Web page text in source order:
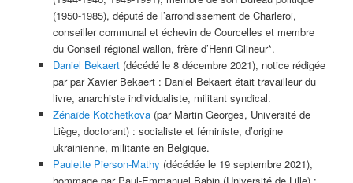
(1950-1985), député de l’arrondissement de Charleroi,
conseiller communal et échevin de Courcelles et membre
du Conseil régional wallon, frère d’Henri Glineur*.
Daniel Bekaert(décédé le 8 décembre 2021), notice rédigée
par par Xavier Bekaert : Daniel Bekaert était travailleur du
livre, anarchiste individualiste, militant syndical.
Zénaïde Kotchetkova(par Martin Georges, Université de
Liège, doctorant) : socialiste et féministe, d’origine
ukrainienne, militante en Belgique.
Paulette Pierson-Mathy (décédée le 19 septembre 2021),